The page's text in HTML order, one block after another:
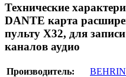
Технические
DANTE карта
пульту X32, для
каналов аудио
Производитель: